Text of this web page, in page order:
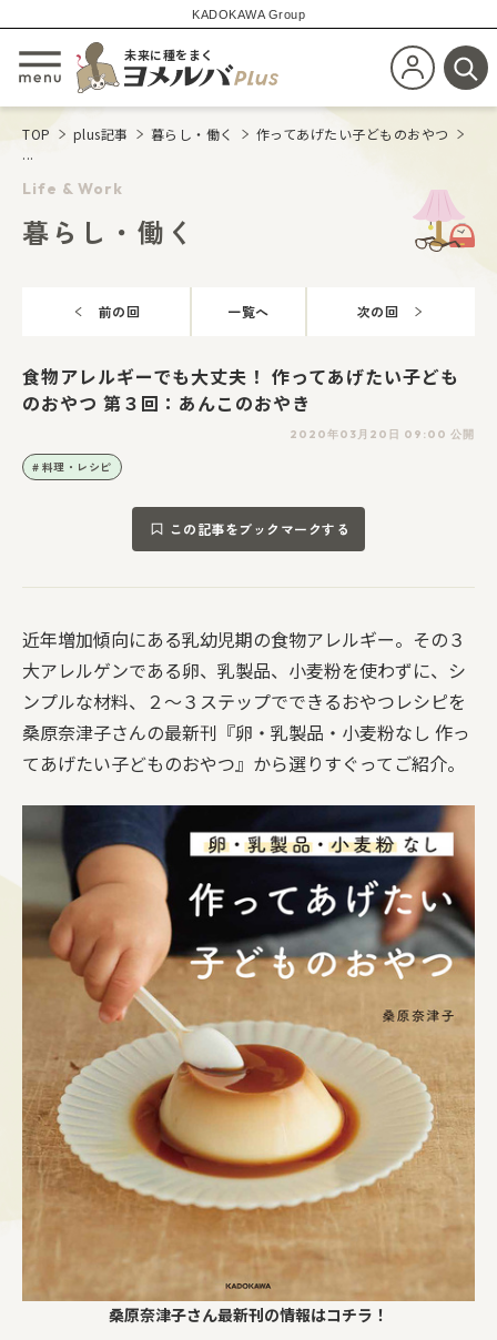
KADOKAWA Group
メニューを開閉する
未来に種をまく
新規会員登
検
TOP plus記事 暮らし・働く
作ってあげたい子どものおやつ
...
Life & Work
暮らし・働く
前の回 一覧へ 次の回
食物アレルギーでも大丈夫！ 作ってあげたい子ども
のおやつ 第３回：あんこのおやき
2020年03月20日 09:00 公開
料理・レシピ
この記事をブックマークする
近年増加傾向にある乳幼児期の食物アレルギー。その３
大アレルゲンである卵、乳製品、小麦粉を使わずに、シ
ンプルな材料、２～３ステップでできるおやつレシピを
桑原奈津子さんの最新刊『卵・乳製品・小麦粉なし 作っ
てあげたい子どものおやつ』から選りすぐってご紹介。
桑原奈津子さん最新刊の情報はコチラ！